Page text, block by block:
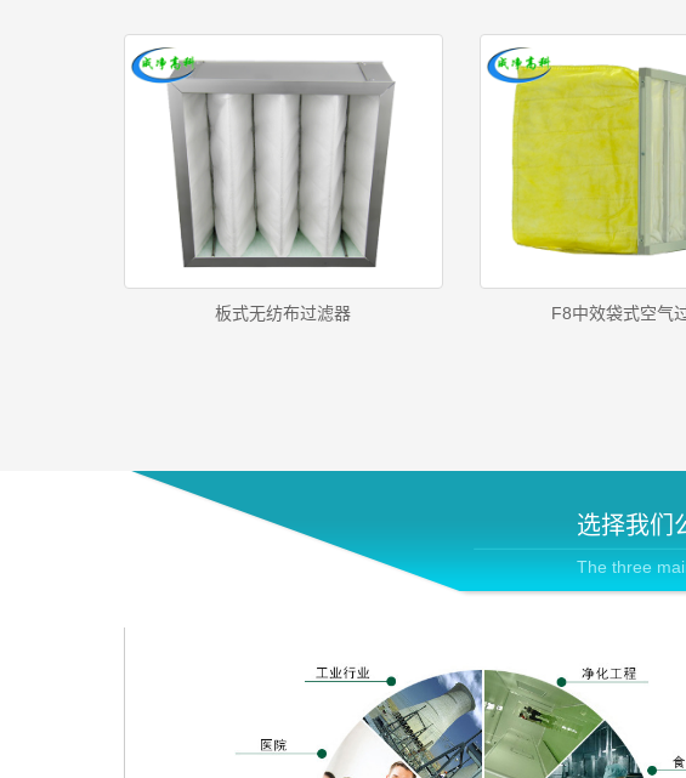
板式无纺布过滤器 F8中效袋式空气
选择我们
The three